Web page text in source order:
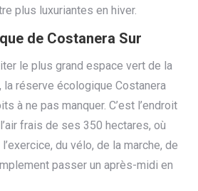
plus luxuriantes en hiver.
de Costanera Sur
le plus grand espace vert de la
réserve écologique Costanera
à ne pas manquer. C’est l’endroit
frais de ses 350 hectares, où
du vélo, de la marche, de
passer un après-midi en